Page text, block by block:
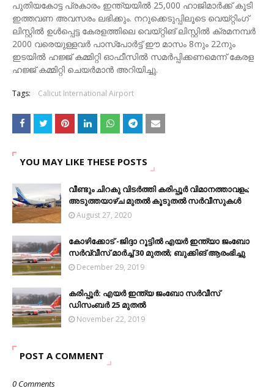
പുതിയകോട്ട പ്രകാരം ഇന്ത്യയിൽ 25,000 ഹാജിമാർക്ക് കൂടി
ഇത്തവണ അവസരം ലഭിക്കും. നറുക്കെടുപ്പിലൂടെ വെയ്റ്റിംഗ്
ലിസ്റ്റിൽ ഉൾപ്പെട്ട കേരളത്തിലെ വെയ്റ്റിങ് ലിസ്റ്റിൽ ക്രമനമ്പർ
2000 വരെയുള്ളവർ പാസ്പോർട്ട് ഈ മാസം 8നും 22നും
ഇടയിൽ ഹജ്ജ് കമ്മിറ്റി ഓഫീസിൽ സമർപ്പിക്കണമെന്ന് കേരള
ഹജ്ജ് കമ്മിറ്റി ചെയർമാൻ അറിയിച്ചു.
Tags: Calicut International Airport
YOU MAY LIKE THESE POSTS
വീണ്ടും ചിറകു വിടര്‍ത്തി കരിപ്പൂര്‍ വിമാനത്താവളം;
അടുത്തയാഴ്ച മുതല്‍ കൂടുതല്‍ സര്‍വീസുകള്‍
August 27, 2020
കോഴിക്കോട് -ജിദ്ദാ റൂട്ടില്‍ എയര്‍ ഇന്ത്യാ ജംബോ
സർവ്വീസ് മാർച്ച് 30 മുതല്‍; ബുക്കിങ് ആരംഭിച്ചു
December 29, 2019
കരിപ്പൂർ: എയർ ഇന്ത്യ ജംബോ സർവീസ്
ഡിസംബർ 25 മുതൽ
November 22, 2019
POST A COMMENT
0 Comments